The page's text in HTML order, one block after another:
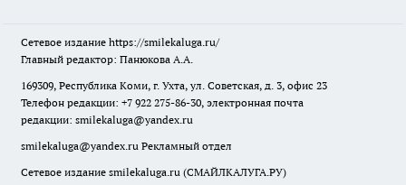
Сетевое издание https://smilekaluga.ru/
Главный редактор: Панюкова А.А.
169309, Республика Коми, г. Ухта, ул. Советская, д. 3, офис 23
Телефон редакции: +7 922 275-86-30, электронная почта
редакции: smilekaluga@yandex.ru
smilekaluga@yandex.ru Рекламный отдел
Сетевое издание smilekaluga.ru (СМАЙЛКАЛУГА.РУ)